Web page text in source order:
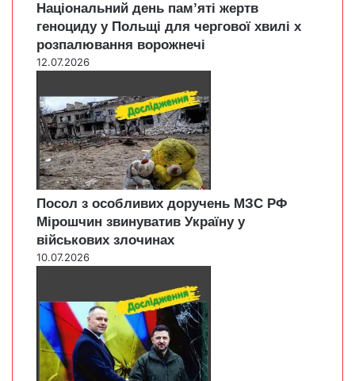
Національний день пам’яті жертв
геноциду у Польщі для чергової хвилі х
розпалювання ворожнечі
12.07.2026
Посол з особливих доручень МЗС РФ
Мірошчин звинуватив Україну у
військових злочинах
10.07.2026